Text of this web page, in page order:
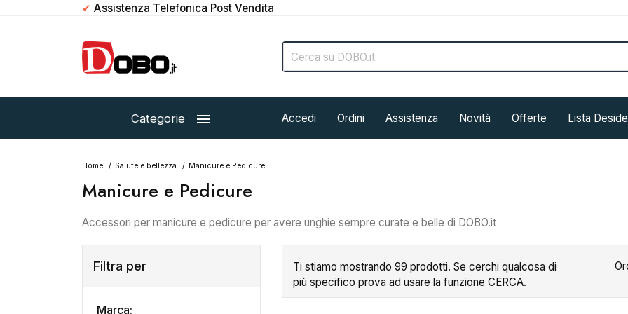
✔ Assistenza Telefonica Post Vendita
Categorie  Accedi Ordini Assistenza Novità Offerte Lista
Home Salute e bellezza Manicure e Pedicure
Manicure e Pedicure
Accessori per manicure e pedicure per avere unghie sempre curate e belle di DOBO.it
Filtra per
Marca:
Ti stiamo mostrando 99 prodotti. Se cerchi qualcosa di
più specifico prova ad usare la funzione CERCA.